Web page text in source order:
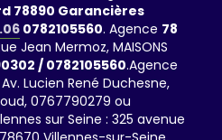
78890 Garancières
0782105560. Agence 78
Jean Mermoz, MAISONS
/ 0782105560.Agence
Lucien René Duchesne,
0767790279 ou
sur Seine : 325 avenue